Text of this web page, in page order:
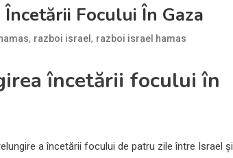
Focului În Gaza
, razboi israel , razboi israel hamas
încetării focului în
a încetării focului de patru zile între Israel și